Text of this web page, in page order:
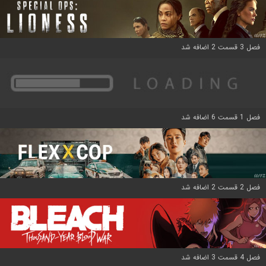
فصل 3 قسمت 2 اضافه شد
فصل 1 قسمت 6 اضافه شد
فصل 2 قسمت 2 اضافه شد
فصل 4 قسمت 3 اضافه شد